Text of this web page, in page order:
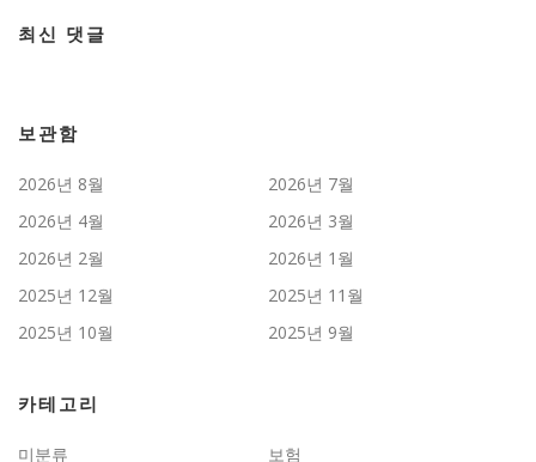
최신 댓글
보관함
2026년 8월
2026년 7월
2026년 4월
2026년 3월
2026년 2월
2026년 1월
2025년 12월
2025년 11월
2025년 10월
2025년 9월
카테고리
미분류 보험